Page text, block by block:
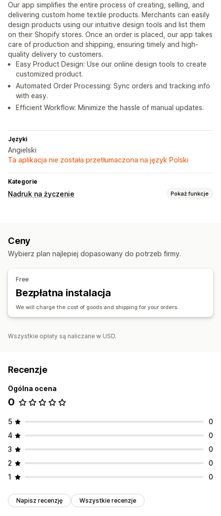
Our app simplifies the entire process of creating, selling, and
delivering custom home textile products. Merchants can easily
design products using our intuitive design tools and list them
on their Shopify stores. Once an order is placed, our app takes
care of production and shipping, ensuring timely and high-
quality delivery to customers.
Easy Product Design: Use our online design tools to create
customized product.
Automated Order Processing: Sync orders and tracking info
with easy.
Efficient Workflow: Minimize the hassle of manual updates.
Języki
Angielski
Ta aplikacja nie została przetłumaczona na język Polski
Kategorie
Nadruk na życzenie Pokaż funkcje
Produkty
Opcje wysyłki
Produkty sprzedawane pod marką dystrybutora
Wysyłka niestandardowa Realizacja na całym świecie
Ceny
Wybierz plan najlepiej dopasowany do potrzeb firmy.
Free
Bezpłatna instalacja
We will charge the cost of goods and shipping for your orders.
Wszystkie opłaty są naliczane w USD.
Recenzje
Ogólna ocena
0
5
0
4
0
3
0
2
0
1
0
Napisz recenzję Wszystkie recenzje